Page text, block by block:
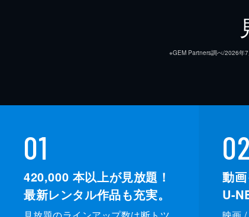
※GEM Partners調べ/2026年7
01
420,000 本以上が見放題！
最新レンタル作品も充実。
02
動
U-